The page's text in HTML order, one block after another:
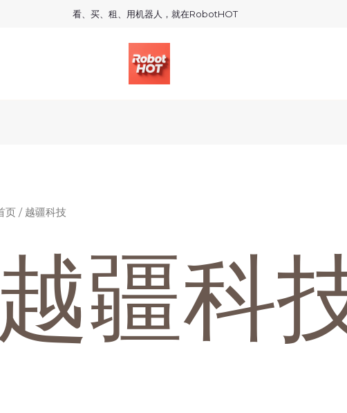
看、买、租、用机器人，就在RobotHOT
页/ 越疆科技
疆科